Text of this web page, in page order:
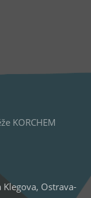
KORCHEM
Ostrava-